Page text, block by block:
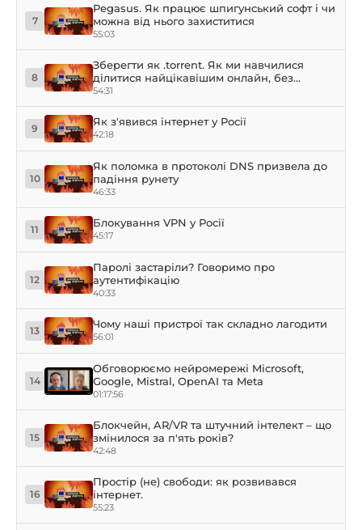
7
Pegasus. Як працює шпигунський софт і чи
можна від нього захиститися
55:03
8
Зберегти як .torrent. Як ми навчилися
ділитися найцікавішим онлайн, без
реєстрації
54:31
9 Як з'явився інтернет у Росії
42:18
10
Як поломка в протоколі DNS призвела до
падіння рунету
46:33
11 Блокування VPN у Росії
45:17
12
Паролі застаріли? Говоримо про
аутентифікацію
40:33
13 Чому наші пристрої так складно лагодити
56:01
14
Обговорюємо нейромережі Microsoft,
Google, Mistral, OpenAI та Meta
01:17:56
15
Блокчейн, AR/VR та штучний інтелект – що
змінилося за п'ять років?
42:48
16
Простір (не) свободи: як розвивався
інтернет.
55:23